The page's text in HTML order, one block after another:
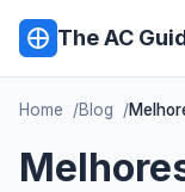
The AC
Home Blog